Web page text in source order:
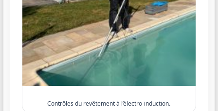
Contrôles du revêtement à l’électro-induction.